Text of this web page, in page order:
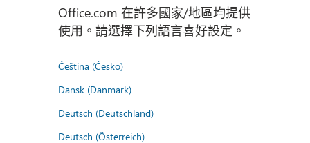
Office.com 在許多國家/地區均提供
使用。請選擇下列語言喜好設定。
Čeština (Česko)
Dansk (Danmark)
Deutsch (Deutschland)
Deutsch (Österreich)